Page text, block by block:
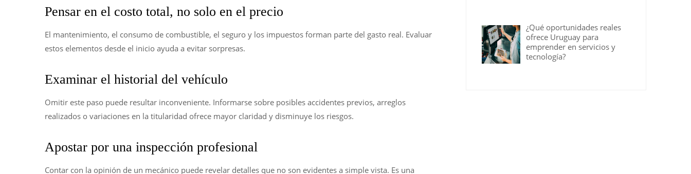
Pensar en el costo total, no solo en el precio
El mantenimiento, el consumo de combustible, el seguro y los impuestos forman parte del gasto real. Evaluar
estos elementos desde el inicio ayuda a evitar sorpresas.
Examinar el historial del vehículo
Omitir este paso puede resultar inconveniente. Informarse sobre posibles accidentes previos, arreglos
realizados o variaciones en la titularidad ofrece mayor claridad y disminuye los riesgos.
Apostar por una inspección profesional
Contar con la opinión de un mecánico puede revelar detalles que no son evidentes a simple vista. Es una
¿Qué oportunidades reales
ofrece Uruguay para
emprender en servicios y
tecnología?